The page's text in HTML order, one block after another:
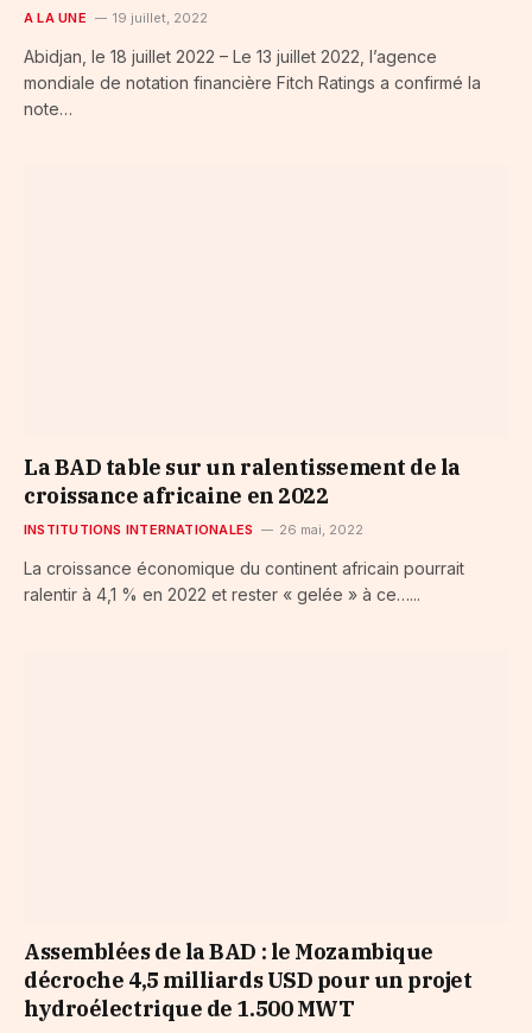
A LA UNE 19 juillet, 2022
Abidjan, le 18 juillet 2022 – Le 13 juillet 2022, l’agence
mondiale de notation financière Fitch Ratings a confirmé la
note…
La BAD table sur un ralentissement de la
croissance africaine en 2022
INSTITUTIONS INTERNATIONALES 26 mai, 2022
La croissance économique du continent africain pourrait
ralentir à 4,1 % en 2022 et rester « gelée » à ce…...
Assemblées de la BAD : le Mozambique
décroche 4,5 milliards USD pour un projet
hydroélectrique de 1.500 MWT